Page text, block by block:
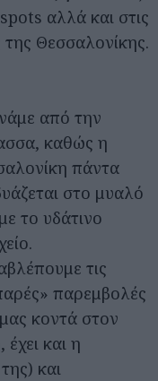
αλλά και στις
της Θεσσαλονίκης.
από την
καθώς η
πάντα
στο μυαλό
το υδάτινο
τις
παρεμβολές
κοντά στον
και η
και